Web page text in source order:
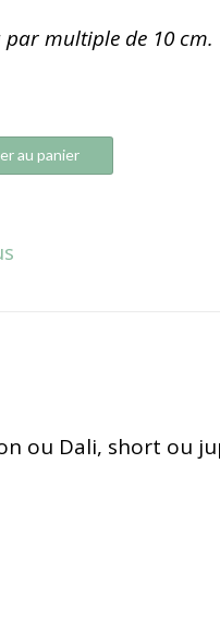
par multiple de 10
au panier
ou Dali, short ou